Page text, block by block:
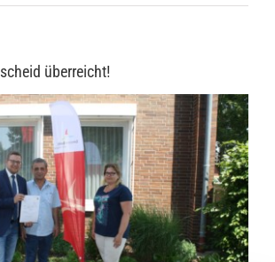
überreicht!